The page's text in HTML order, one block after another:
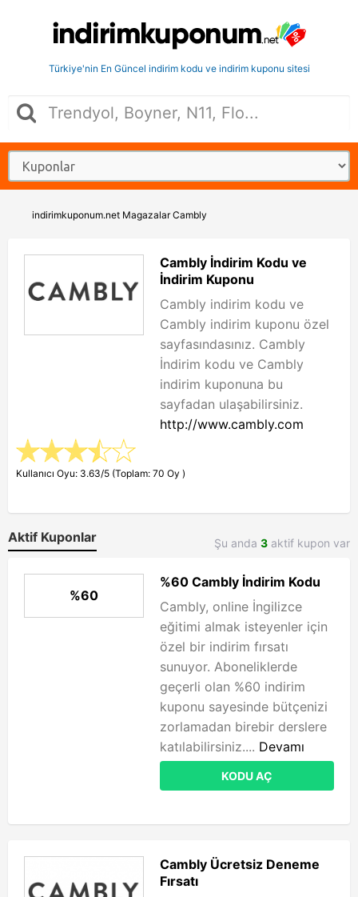
Türkiye'nin En Güncel indirim kodu ve indirim kuponu sitesi
indirimkuponum.net Magazalar Cambly
Cambly İndirim Kodu ve
İndirim Kuponu
Cambly indirim kodu ve
Cambly indirim kuponu özel
sayfasındasınız. Cambly
İndirim kodu ve Cambly
indirim kuponuna bu
sayfadan ulaşabilirsiniz.
http://www.cambly.com
Kullanıcı Oyu: 3.63/5 (Toplam: 70 Oy )
Aktif Kuponlar Şu anda 3 aktif kupon var
%60
%60 Cambly İndirim Kodu
Cambly, online İngilizce
eğitimi almak isteyenler için
özel bir indirim fırsatı
sunuyor. Aboneliklerde
geçerli olan %60 indirim
kuponu sayesinde bütçenizi
zorlamadan birebir derslere
katılabilirsiniz.... Devamı
KODU AÇ
Cambly Ücretsiz Deneme
Fırsatı